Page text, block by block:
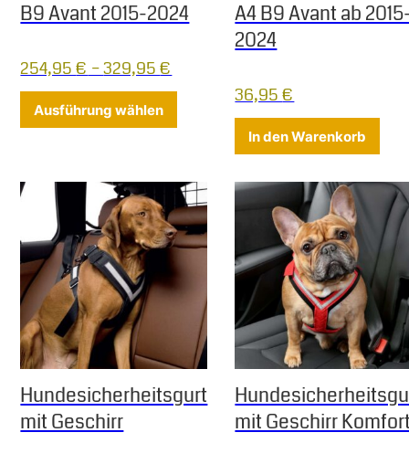
B9 Avant 2015-2024
254,95€ –329,95€
Ausführung wählen Dieses Produkt weist mehrere
A4 B9 Avant ab
2024
36,95€
In den Warenkorb
Hundesicherheitsgurt
mit Geschirr
mit Geschirr